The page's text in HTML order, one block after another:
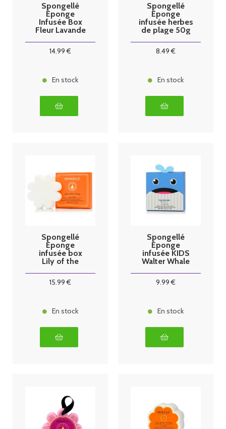
Spongellé
Éponge
Infusée Box
Fleur Lavande
14.99 €
En stock
Spongellé
Éponge
infusée herbes
de plage 50g
8.49 €
En stock
Spongellé
Éponge
infusée box
Lily of the
15.99 €
En stock
Spongellé
Éponge
infusée KIDS
Walter Whale
9.99 €
En stock